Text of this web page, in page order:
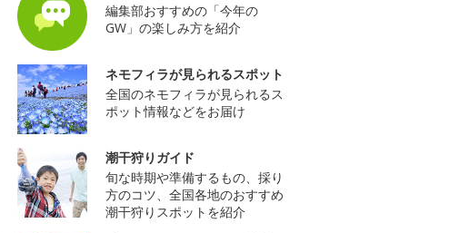
編集部おすすめの「今年の
GW」の楽しみ方を紹介
ネモフィラが見られるスポット
全国のネモフィラが見られるス
ポット情報などをお届け
潮干狩りガイド
旬な時期や準備するもの、採り
方のコツ、全国各地のおすすめ
潮干狩りスポットを紹介